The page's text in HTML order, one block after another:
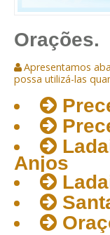
Orações.
Apresentamos
possa utilizá-las
Anjos